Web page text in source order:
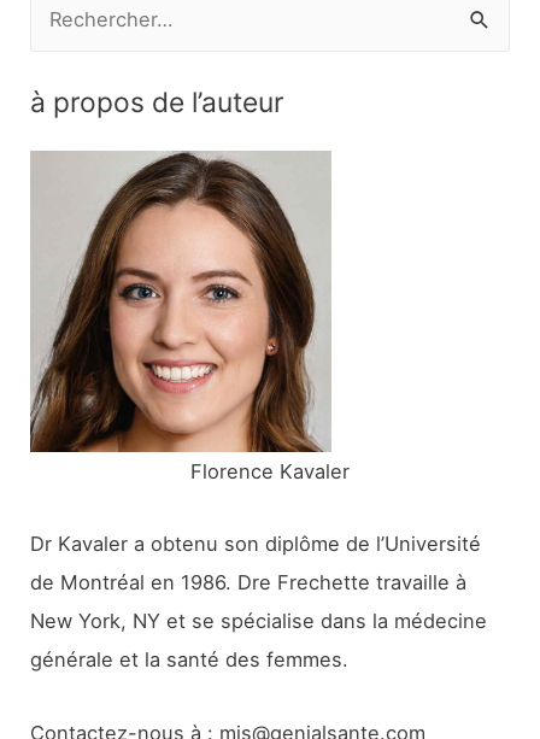
h
:
à propos de l’auteur
Florence Kavaler
Dr Kavaler a obtenu son diplôme de l’Université
de Montréal en 1986. Dre Frechette travaille à
New York, NY et se spécialise dans la médecine
générale et la santé des femmes.
Contactez-nous à : mis@genialsante.com